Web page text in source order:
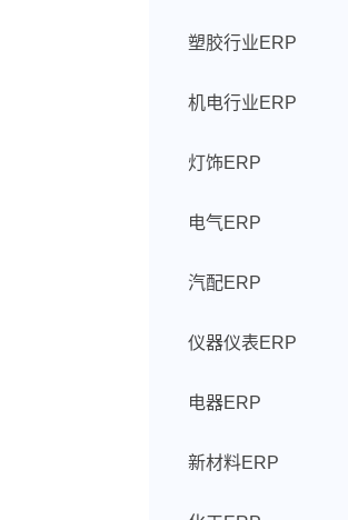
塑胶行业ERP
机电行业ERP
灯饰ERP
电气ERP
汽配ERP
仪器仪表ERP
电器ERP
新材料ERP